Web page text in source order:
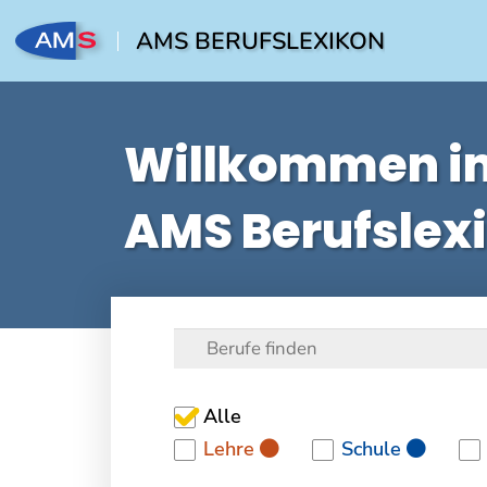
AMS BERUFSLEXIKON
Willkommen
AMS
Alle
Lehre
Schule